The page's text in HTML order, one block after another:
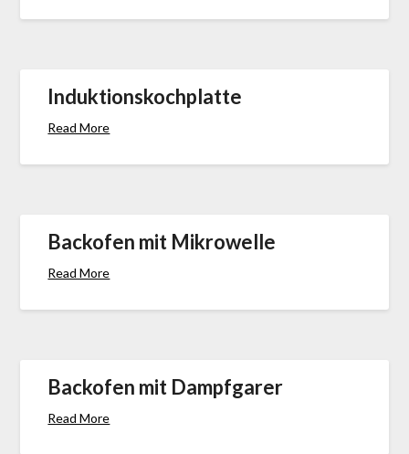
Induktionskochplatte
Read More
Backofen mit Mikrowelle
Read More
Backofen mit Dampfgarer
Read More